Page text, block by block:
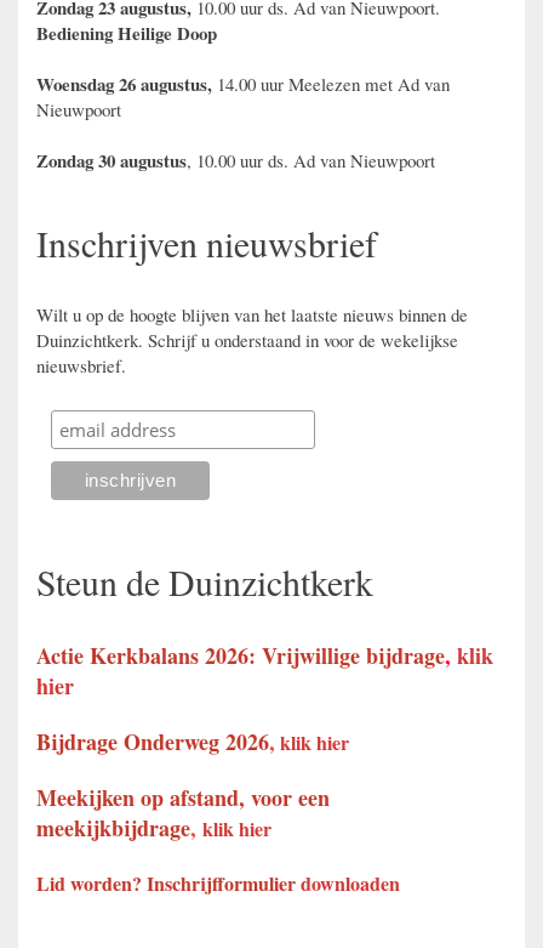
Zondag 23 augustus, 10.00 uur ds. Ad van Nieuwpoort.
Bediening Heilige Doop
Woensdag 26 augustus, 14.00 uur Meelezen met Ad van
Nieuwpoort
Zondag 30 augustus, 10.00 uur ds. Ad van Nieuwpoort
Inschrijven nieuwsbrief
Wilt u op de hoogte blijven van het laatste nieuws binnen de
Duinzichtkerk. Schrijf u onderstaand in voor de wekelijkse
nieuwsbrief.
Steun de Duinzichtkerk
Actie Kerkbalans 2026: Vrijwillige bijdrage, klik
hier
Bijdrage Onderweg 2026, klik hier
Meekijken op afstand, voor een
meekijkbijdrage, klik hier
Lid worden? Inschrijfformulierdownloaden